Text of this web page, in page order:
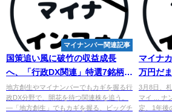
マイナンバー関連記事
国策追い風に破竹の収益成長
へ、「行政DX関連」特選7銘柄リ
スト ＜株探トップ特集
地方創生やマイナンバーでもカギを握る行
政DX分野で、開花を待つ関連株を追う。
―「地方創生」でもカギを握る、ビッグチ
マイナ
万円だ
イナン
も
3月8日、
マイ ... ナ
定、1年後